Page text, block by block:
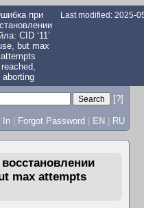
при
CID ‘11’
but max
attempts
reached,
aborting
Last modified: 2025-
[?]
In | Forgot Password | EN | RU
max attempts